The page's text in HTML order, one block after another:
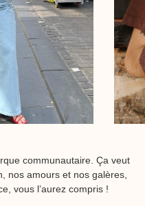
communautaire. Ça veut
nos amours et nos galères,
vous l’aurez compris !